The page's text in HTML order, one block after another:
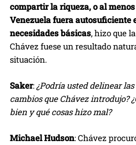
compartir la riqueza, o al
Venezuela fuera autosuficiente
necesidades básicas, hizo que
Chávez fuese un resultado
situación.
Saker:¿Podría usted delinear
cambios que Chávez introdujo?
bien y qué cosas hizo mal?
Michael Hudson: Chávez